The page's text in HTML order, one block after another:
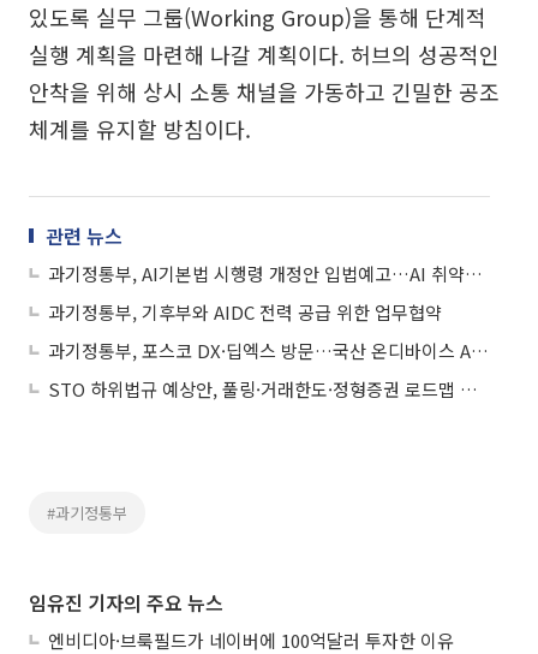
있도록 실무 그룹(Working Group)을 통해 단계적
실행 계획을 마련해 나갈 계획이다. 허브의 성공적인
안착을 위해 상시 소통 채널을 가동하고 긴밀한 공조
체계를 유지할 방침이다.
관련 뉴스
과기정통부, AI기본법 시행령 개정안 입법예고…AI 취약계층 확대
과기정통부, 기후부와 AIDC 전력 공급 위한 업무협약
과기정통부, 포스코 DX·딥엑스 방문…국산 온디바이스 AI반도체 활용 현장 점검
STO 하위법규 예상안, 풀링·거래한도·정형증권 로드맵 제시
#과기정통부
임유진 기자의 주요 뉴스
엔비디아·브룩필드가 네이버에 100억달러 투자한 이유